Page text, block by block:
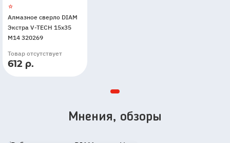
Алмазное сверло DIAM
Экстра V-TECH 15x35
М14 320269
Товар отсутствует
612 р.
Мнения, обзоры